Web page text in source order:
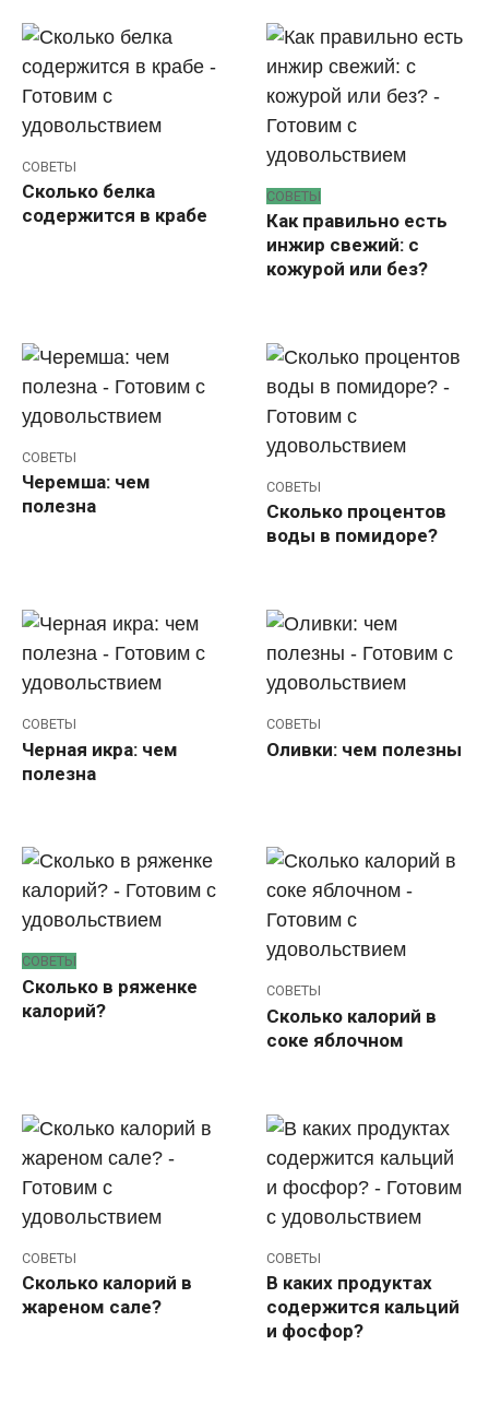
СОВЕТЫ
Сколько белка
содержится в крабе
СОВЕТЫ
Как правильно есть
инжир свежий: с
кожурой или без?
СОВЕТЫ
Черемша: чем
полезна
СОВЕТЫ
Сколько процентов
воды в помидоре?
СОВЕТЫ
Черная икра: чем
полезна
СОВЕТЫ
Оливки: чем полезны
СОВЕТЫ
Сколько в ряженке
калорий?
СОВЕТЫ
Сколько калорий в
соке яблочном
СОВЕТЫ
Сколько калорий в
жареном сале?
СОВЕТЫ
В каких продуктах
содержится кальций
и фосфор?